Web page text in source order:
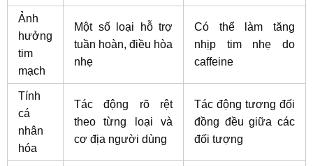
Ảnh
hưởng
tim
mạch
Một số loại hỗ trợ
tuần hoàn, điều hòa
nhẹ
Có thể làm tăng
nhịp tim nhẹ do
caffeine
Tính
cá
nhân
hóa
Tác động rõ rệt
theo từng loại và
cơ địa người dùng
Tác động tương đối
đồng đều giữa các
đối tượng